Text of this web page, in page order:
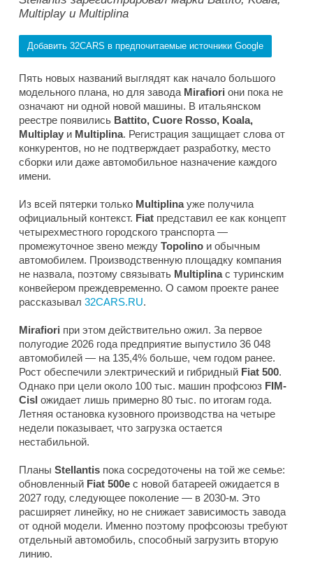
Multiplay и Multiplina
Добавить 32CARS в предпочитаемые источники Google
Пять новых названий выглядят как начало большого
модельного плана, но для завода Mirafiori они пока не
означают ни одной новой машины. В итальянском
реестре появились Battito, Cuore Rosso, Koala,
Multiplay и Multiplina. Регистрация защищает слова от
конкурентов, но не подтверждает разработку, место
сборки или даже автомобильное назначение каждого
имени.
Из всей пятерки только Multiplinaуже получила
официальный контекст. Fiat представил ее как концепт
четырехместного городского транспорта —
промежуточное звено между Topolino и обычным
автомобилем. Производственную площадку компания
не назвала, поэтому связывать Multiplinaс туринским
конвейером преждевременно. О самом проекте ранее
рассказывал 32CARS.RU.
Mirafiori при этом действительно ожил. За первое
полугодие 2026 года предприятие выпустило 36 048
автомобилей — на 135,4% больше, чем годом ранее.
Рост обеспечили электрический и гибридный Fiat 500.
Однако при цели около 100 тыс. машин профсоюз FIM-
Cisl ожидает лишь примерно 80 тыс. по итогам года.
Летняя остановка кузовного производства на четыре
недели показывает, что загрузка остается
нестабильной.
Планы Stellantis пока сосредоточены на той же семье:
обновленный Fiat 500e с новой батареей ожидается в
2027 году, следующее поколение — в 2030-м. Это
расширяет линейку, но не снижает зависимость завода
от одной модели. Именно поэтому профсоюзы требуют
отдельный автомобиль, способный загрузить вторую
линию.